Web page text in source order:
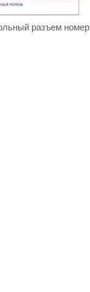
разъем номер